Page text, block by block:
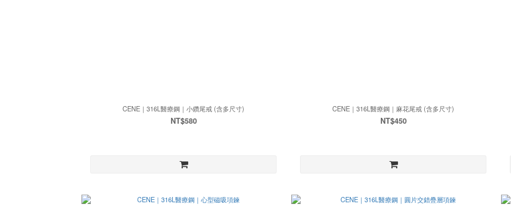
CENE｜316L醫療鋼｜小鑽尾戒 (含多尺寸)
NT$580
CENE｜316L醫療鋼｜麻花尾戒 (含多尺寸)
NT$450